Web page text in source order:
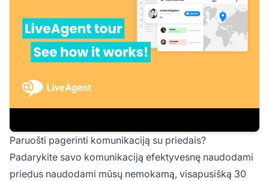
Paruošti pagerinti komunikaciją su priedais?
Padarykite savo komunikaciją efektyvesnę naudodami
priedus naudodami mūsų nemokamą, visapusišką 30